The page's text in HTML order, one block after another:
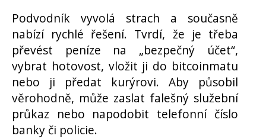
Podvodník vyvolá strach a současně
nabízí rychlé řešení. Tvrdí, že je třeba
převést peníze na „bezpečný účet“,
vybrat hotovost, vložit ji do bitcoinmatu
nebo ji předat kurýrovi. Aby působil
věrohodně, může zaslat falešný služební
průkaz nebo napodobit telefonní číslo
banky či policie.